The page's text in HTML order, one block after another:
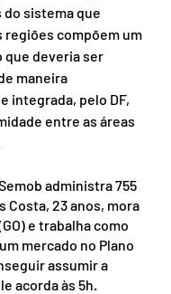
sistema que
regiões compõem um
que deveria ser
maneira
integrada, pelo DF,
entre as áreas
administra 755
Costa, 23 anos, mora
e trabalha como
mercado no Plano
assumir a
acorda às 5h.